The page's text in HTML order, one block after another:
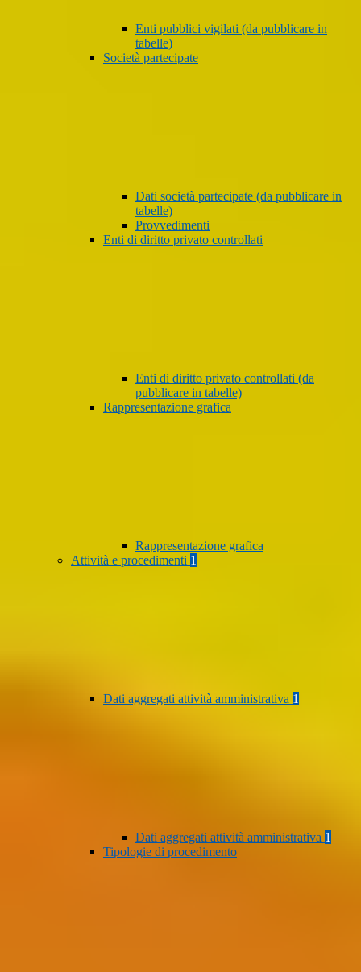
Enti pubblici vigilati (da pubblicare in
tabelle)
Società partecipate
Dati società partecipate (da pubblicare in
tabelle)
Provvedimenti
Enti di diritto privato controllati
Enti di diritto privato controllati (da
pubblicare in tabelle)
Rappresentazione grafica
Rappresentazione grafica
Attività e procedimenti 1
Dati aggregati attività amministrativa 1
Dati aggregati attività amministrativa 1
Tipologie di procedimento